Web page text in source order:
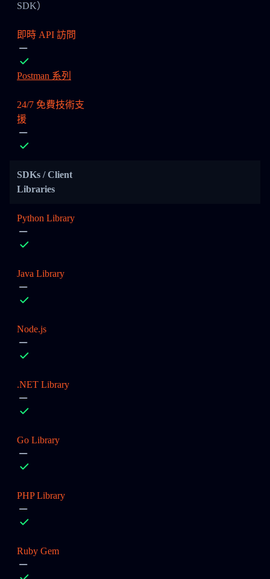
SDK）
即時 API 訪問
Postman 系列
24/7 免費技術支
援
SDKs / Client
Libraries
Python Library
Java Library
Node.js
.NET Library
Go Library
PHP Library
Ruby Gem